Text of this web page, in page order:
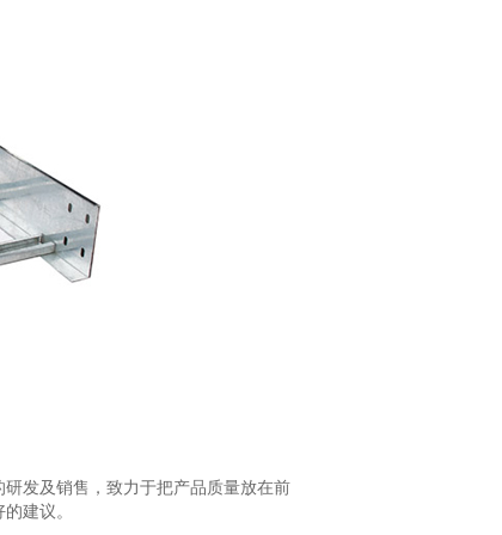
研发及销售，致力于把产品质量放在前
建议。